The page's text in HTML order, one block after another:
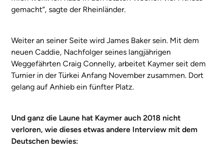
gemacht“, sagte der Rheinländer.
Weiter an seiner Seite wird James Baker sein. Mit dem
neuen Caddie, Nachfolger seines langjährigen
Weggefährten Craig Connelly, arbeitet Kaymer seit dem
Turnier in der Türkei Anfang November zusammen. Dort
gelang auf Anhieb ein fünfter Platz.
Und ganz die Laune hat Kaymer auch 2018 nicht
verloren, wie dieses etwas andere Interview mit dem
Deutschen bewies: